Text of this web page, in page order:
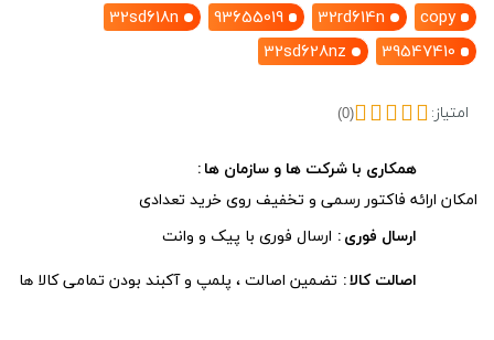
copy
32rd614n
93655019
32sd618n
39547410
32sd628nz
امتیاز: (0)
همکاری با شرکت ها و سازمان ها
امکان ارائه فاکتور رسمی و تخفیف روی خرید تعدادی
ارسال فوری ارسال فوری با پیک و وانت
اصالت کالا تضمین اصالت ، پلمپ و آکبند بودن تمامی کالا ها